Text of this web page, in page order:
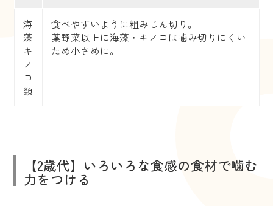
海
藻
キ
ノ
コ
類
食べやすいように粗みじん切り。
葉野菜以上に海藻・キノコは噛み切りにくい
ため小さめに。
【2歳代】いろいろな食感の食材で噛む
力をつける